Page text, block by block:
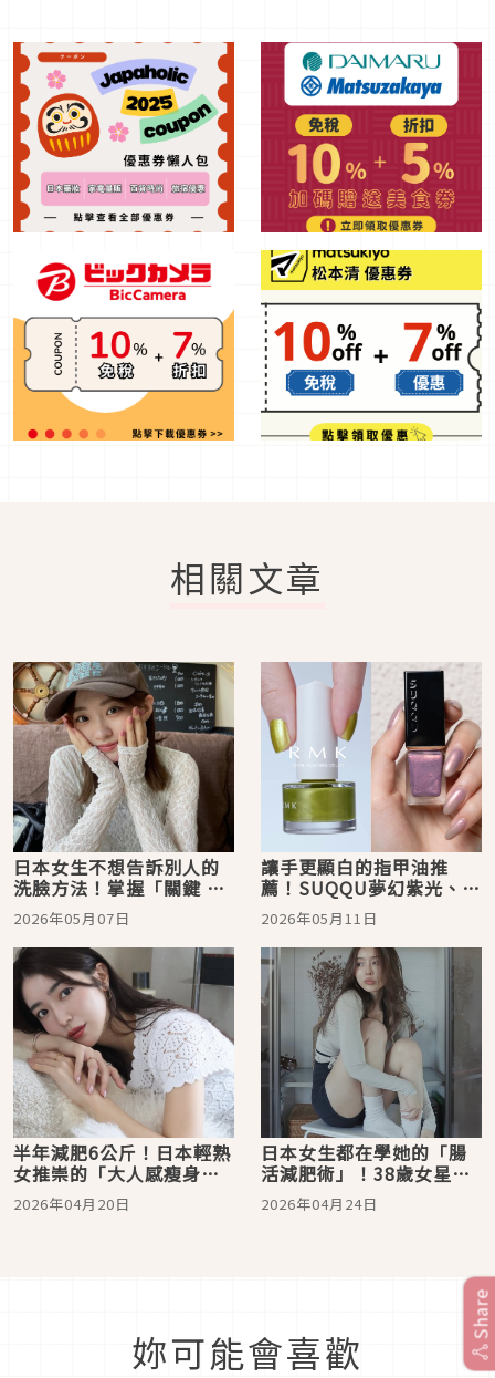
相關文章
日本女生不想告訴別人的
洗臉方法！掌握「關鍵 32
度」與「不倒翁泡泡」，
妳的洗臉習慣該升級了
2026年05月07日
讓手更顯白的指甲油推
薦！SUQQU夢幻紫光、
RMK潮流美色，4大話題指
彩讓手部換上夏季新裝
2026年05月11日
半年減肥6公斤！日本輕熟
女推崇的「大人感瘦身公
式」：納豆、米糠漬物與
蕎麥麵，吃出不反彈的纖
2026年04月20日
日本女生都在學她的「腸
活減肥術」！38歲女星公
開飲食秘訣：自製排毒
水、低溫生甜點、椰棗吃
2026年04月24日
妳可能會喜歡
Share